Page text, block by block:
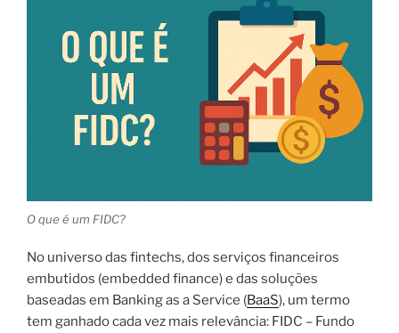
O que é um FIDC?
No universo das fintechs, dos serviços financeiros
embutidos (embedded finance) e das soluções
baseadas em Banking as a Service (BaaS), um termo
tem ganhado cada vez mais relevância: FIDC – Fundo